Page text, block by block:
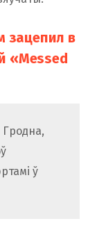
зацепил в
«Messed
ў